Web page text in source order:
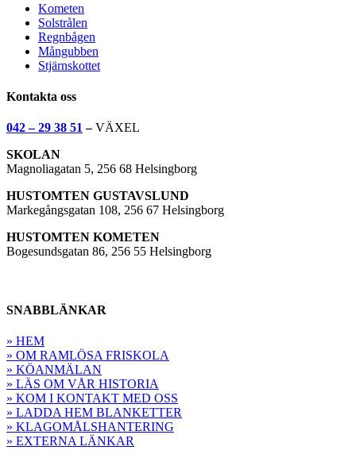
Kometen
Solstrålen
Regnbågen
Mångubben
Stjärnskottet
Kontakta oss
042 – 29 38 51–VÄXEL
SKOLAN
Magnoliagatan 5, 256 68 Helsingborg
HUSTOMTEN GUSTAVSLUND
Markegångsgatan 108, 256 67 Helsingborg
HUSTOMTEN KOMETEN
Bogesundsgatan 86, 256 55 Helsingborg
SNABBLÄNKAR
» HEM
» OM RAMLÖSA FRISKOLA
» KÖANMÄLAN
» LÄS OM VÅR HISTORIA
» KOM I KONTAKT MED OSS
» LADDA HEM BLANKETTER
» KLAGOMÅLSHANTERING
» EXTERNA LÄNKAR